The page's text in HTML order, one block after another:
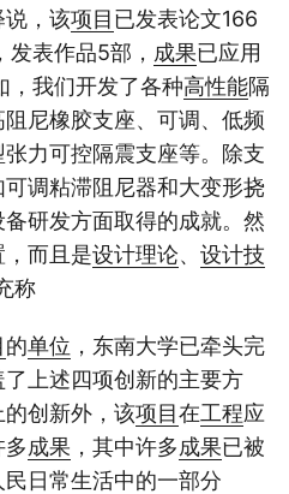
说，该项目已发表论文166
表作品5部， 成果已应用
，我们开发了各种高性能隔
尼橡胶支座、可调、低频
力可控隔震支座等。除支
调粘滞阻尼器和大变形挠
研发方面取得的成就。然
而且是设计理论、 设计技
称
的单位 ，东南大学已牵头完
了上述四项创新的主要方
的创新外，该项目在工程应
成果 ，其中许多成果已被
民日常生活中的一部分